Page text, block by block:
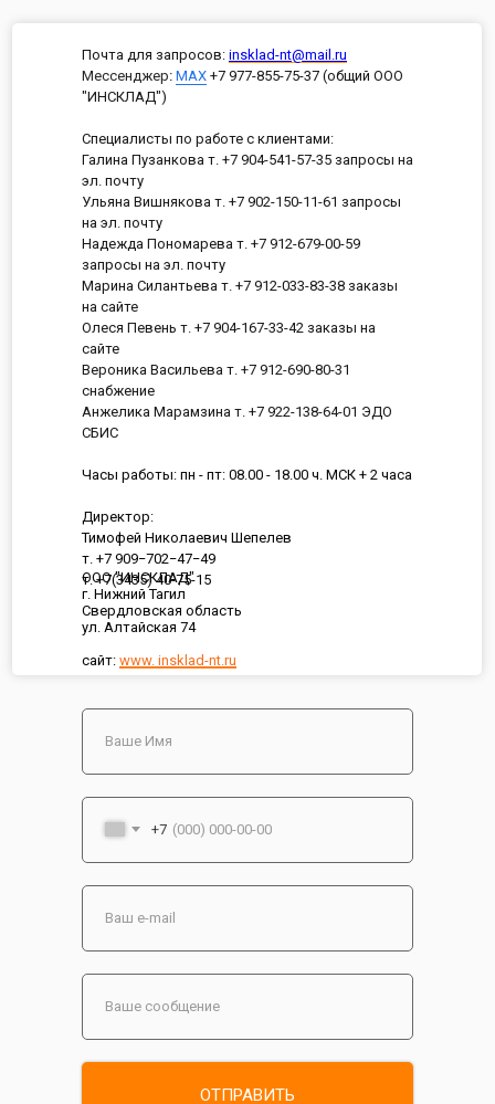
ООО "ИНСКЛАД"
г. Нижний Тагил
Свердловская область
ул. Алтайская 74
сайт: www. insklad-nt.ru
Почта для запросов: insklad-nt@mail.ru
Мессенджер: MAX +7 977-855-75-37 (общий ООО
"ИНСКЛАД")
Специалисты по работе с клиентами:
Галина Пузанкова т. +7 904-541-57-35 запросы на
эл. почту
Ульяна Вишнякова т. +7 902-150-11-61 запросы
на эл. почту
Надежда Пономарева т. +7 912-679-00-59
запросы на эл. почту
Марина Силантьева т. +7 912-033-83-38 заказы
на сайте
Олеся Певень т. +7 904-167-33-42 заказы на
сайте
Вероника Васильева т. +7 912-690-80-31
снабжение
Анжелика Марамзина т. +7 922-138-64-01 ЭДО
СБИС
Часы работы: пн - пт: 08.00 - 18.00 ч. МСК + 2 часа
Директор:
Тимофей Николаевич Шепелев
т. +7 909−702−47−49
т. +7(3435) 40-75-15
+7
ОТПРАВИТЬ